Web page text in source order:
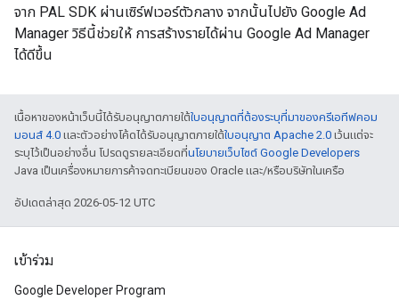
จาก PAL SDK ผ่านเซิร์ฟเวอร์ตัวกลาง จากนั้นไปยัง Google Ad
Manager วิธีนี้ช่วยให้ การสร้างรายได้ผ่าน Google Ad Manager
ได้ดีขึ้น
เนื้อหาของหน้าเว็บนี้ได้รับอนุญาตภายใต้ใบอนุญาตที่ต้องระบุที่มาของครีเอทีฟคอม
มอนส์ 4.0 และตัวอย่างโค้ดได้รับอนุญาตภายใต้ใบอนุญาต Apache 2.0 เว้นแต่จะ
ระบุไว้เป็นอย่างอื่น โปรดดูรายละเอียดที่นโยบายเว็บไซต์ Google Developers
Java เป็นเครื่องหมายการค้าจดทะเบียนของ Oracle และ/หรือบริษัทในเครือ
อัปเดตล่าสุด 2026-05-12 UTC
เข้าร่วม
Google Developer Program